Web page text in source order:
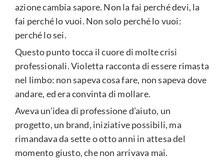
azione cambia sapore. Non la fai perché devi, la
fai perché lo vuoi. Non solo perché lo vuoi:
perché lo sei.
Questo punto tocca il cuore di molte crisi
professionali. Violetta racconta di essere rimasta
nel limbo: non sapeva cosa fare, non sapeva dove
andare, ed era convinta di mollare.
Aveva un’idea di professione d’aiuto, un
progetto, un brand, iniziative possibili, ma
rimandava da sette o otto anni in attesa del
momento giusto, che non arrivava mai.